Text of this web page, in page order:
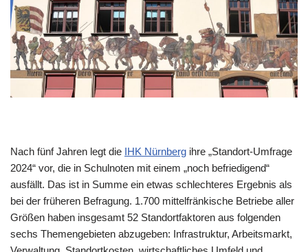
Nach fünf Jahren legt die IHK Nürnberg ihre „Standort-Umfrage
2024“ vor, die in Schulnoten mit einem „noch befriedigend“
ausfällt. Das ist in Summe ein etwas schlechteres Ergebnis als
bei der früheren Befragung. 1.700 mittelfränkische Betriebe aller
Größen haben insgesamt 52 Standortfaktoren aus folgenden
sechs Themengebieten abzugeben: Infrastruktur, Arbeitsmarkt,